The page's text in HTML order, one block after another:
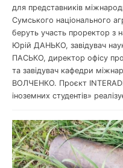
для представників
Сумського національного
беруть участь проректор з
Юрій ДАНЬКО, завідувач
ПАСЬКО, директор офісу
та завідувач кафедри
ВОЛЧЕНКО. Проєкт
іноземних студентів»